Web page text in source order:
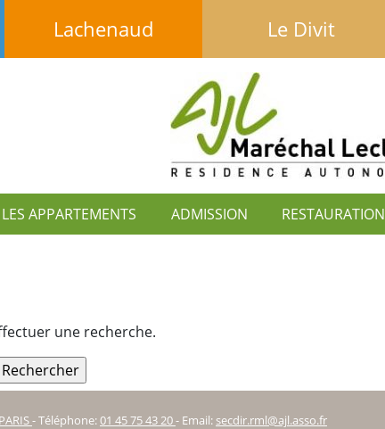
Lachenaud Le Divit
LES APPARTEMENTS ADMISSION RESTAURATION
une recherche.
-Téléphone:01 45 75 43 20- Email: secdir.rml@ajl.asso.fr